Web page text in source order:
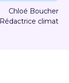
Chloé Boucher
Rédactrice climat